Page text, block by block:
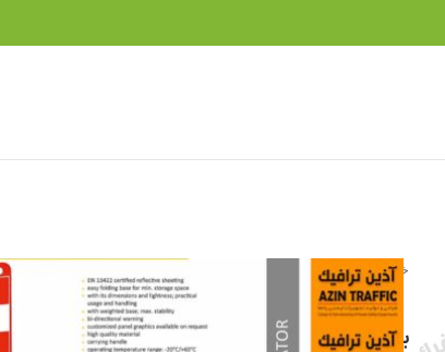
خانه»محصولات ترافیکی
بولارد پلی کربنات 100 سانتیمتری اولوکس EVELUX 12415